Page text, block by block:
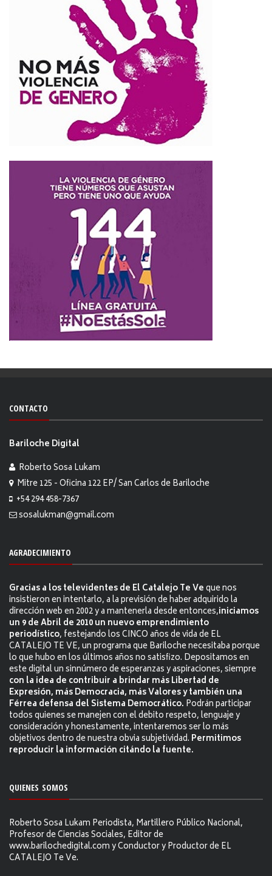
CONTACTO
Bariloche Digital
Roberto Sosa Lukam
Mitre 125 - Oficina 122 EP/ San Carlos de Bariloche
+54 294 458-7367
sosalukman@gmail.com
AGRADECIMIENTO
Gracias a los televidentes de El Catalejo Te Veque nos
insistieron en intentarlo, a la previsión de haber adquirido la
dirección web en 2002 y a mantenerla desde entonces,iniciamos
un 9 de Abril de 2010 un nuevo emprendimiento
periodístico, festejando los CINCO años de vida de EL
CATALEJO TE VE, un programa que Bariloche necesitaba porque
lo que hubo en los últimos años no satisfizo. Depositamos en
este digital un sinnúmero de esperanzas y aspiraciones, siempre
con la idea de contribuir a brindar más Libertad de
Expresión, más Democracia, más Valores y también una
Férrea defensa del Sistema Democrático. Podrán participar
todos quienes se manejen con el debito respeto, lenguaje y
consideración y honestamente, intentaremos ser lo más
objetivos dentro de nuestra obvia subjetividad. Permitimos
reproducir la información citándo la fuente.
QUIENES SOMOS
Roberto Sosa Lukam Periodista, Martillero Público Nacional,
Profesor de Ciencias Sociales, Editor de
www.barilochedigital.com y Conductor y Productor de EL
CATALEJO Te Ve.